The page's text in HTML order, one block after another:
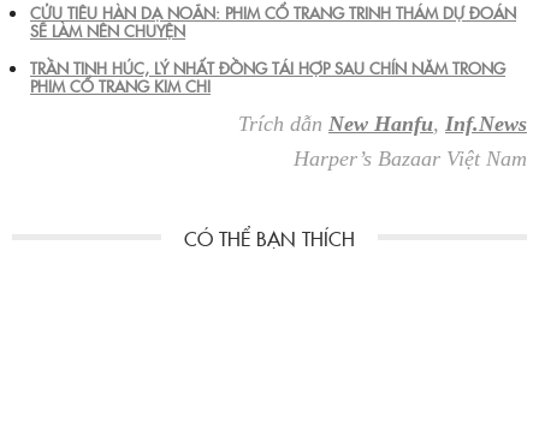
CỬU TIÊU HÀN DẠ NOÃN: PHIM CỔ TRANG TRINH THÁM DỰ ĐOÁN
SẼ LÀM NÊN CHUYỆN
TRẦN TINH HÚC, LÝ NHẤT ĐỒNG TÁI HỢP SAU CHÍN NĂM TRONG
PHIM CỔ TRANG KIM CHI
Trích dẫn New Hanfu, Inf.News
Harper’s Bazaar Việt Nam